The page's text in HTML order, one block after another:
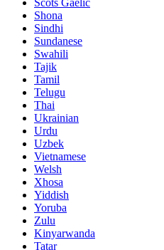
Scots Gaelic
Shona
Sindhi
Sundanese
Swahili
Tajik
Tamil
Telugu
Thai
Ukrainian
Urdu
Uzbek
Vietnamese
Welsh
Xhosa
Yiddish
Yoruba
Zulu
Kinyarwanda
Tatar